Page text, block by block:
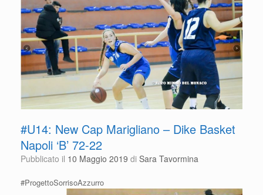
#U14: New Cap Marigliano – Dike Basket
Napoli ‘B’ 72-22
Pubblicato il 10 Maggio 2019 di Sara Tavormina
#ProgettoSorrisoAzzurro